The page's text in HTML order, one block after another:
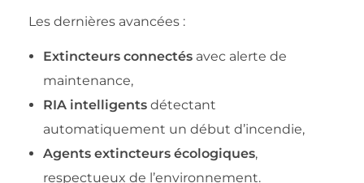
Les dernières avancées :
Extincteurs connectésavec alerte de
maintenance,
RIA intelligentsdétectant
automatiquement un début d’incendie,
Agents extincteurs écologiques,
respectueux de l’environnement.